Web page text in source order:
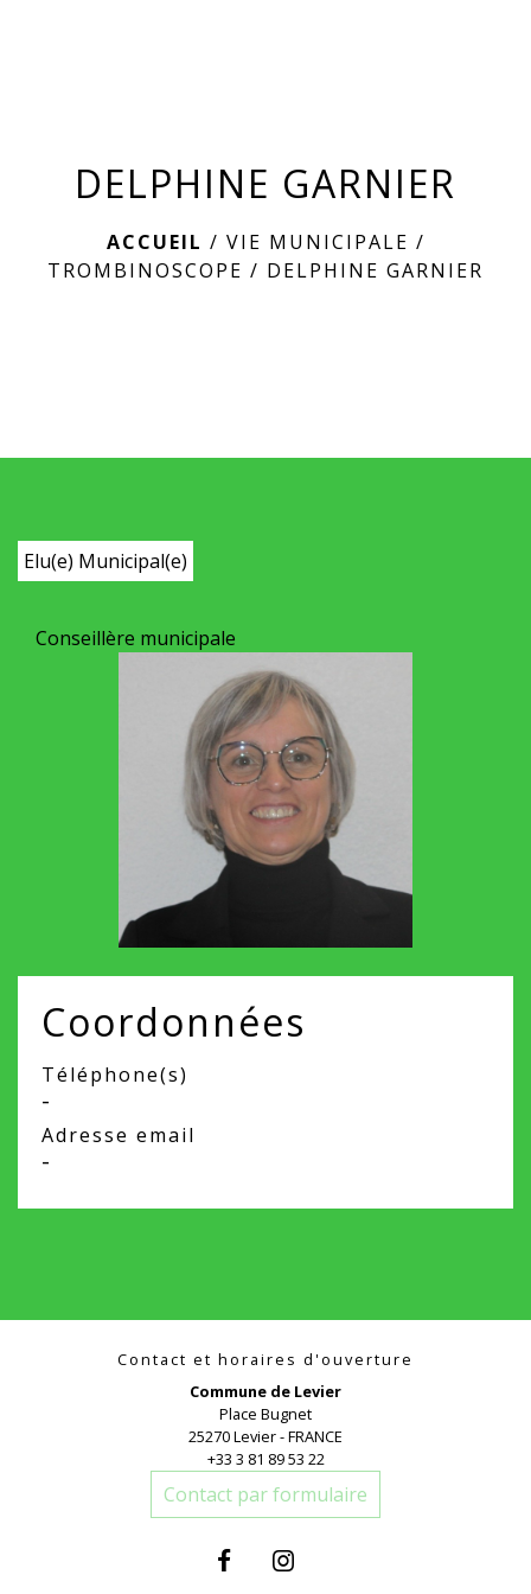
DELPHINE GARNIER
ACCUEIL / VIE MUNICIPALE /
TROMBINOSCOPE / DELPHINE GARNIER
Elu(e) Municipal(e)
Conseillère municipale
Coordonnées
Téléphone(s)
-
Adresse email
-
Contact et horaires d'ouverture
Commune de Levier
Place Bugnet
25270 Levier - FRANCE
+33 3 81 89 53 22
Contact par formulaire